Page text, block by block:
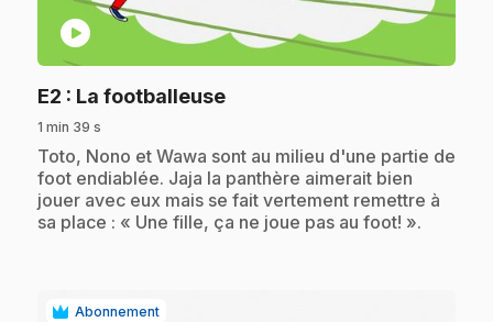
play_circle
E2 : La footballeuse.
1 min 39 s
.Toto, Nono et Wawa sont au milieu d'une partie de
foot endiablée. Jaja la panthère aimerait bien
jouer avec eux mais se fait vertement remettre à
sa place : « Une fille, ça ne joue pas au foot! ».
Abonnement